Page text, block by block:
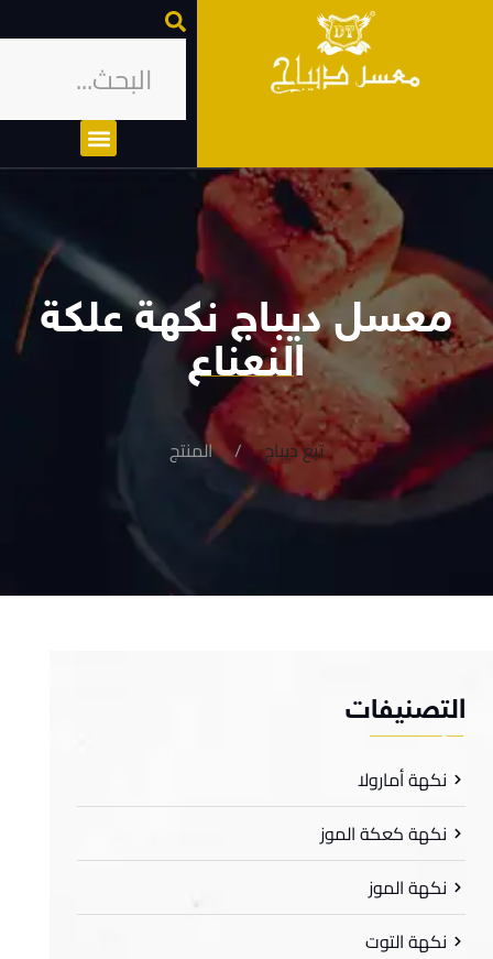
معسل ديباج نكهة علكة
النعناع
تبغ ديباج المنتج
نكهة أمارولا
نكهة كعكة الموز
نكهة الموز
نكهة التوت